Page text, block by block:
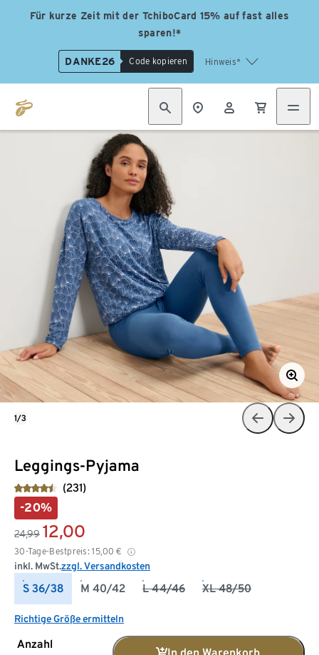
Für kurze Zeit mit der TchiboCard 15% auf fast alles
sparen!*
DANKE26 Code kopieren Hinweis*
Leggings-Pyjama
(231)
-20%
24,99 12,00
30-Tage-Bestpreis: 15,00 €
inkl. MwSt.zzgl. Versandkosten
S 36/38 M 40/42 L 44/46 XL 48/50
Richtige Größe ermitteln
Anzahl
1/3